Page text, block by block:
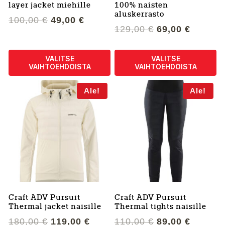
layer jacket miehille
100,00€ Alkuperäinen
100,00 €.
49,00 € Nykyinen
49,00 €.
VALITSE
VAIHTOEHDOISTA
tuotteella
useampi
muunnelma.
valinnat
tuotteen
sivulla.
100% naisten
aluskerrasto
129,00€ Alkuperäinen
oli:
129,00 €.
69,00 €
on:
69,00
VALITSE
VAIHTOEHDOISTA
tuotteella
useampi
muunnelma.
sivulla.
Ale!
Craft ADV Pursuit
Thermal jacket naisille
180,00€ Alkuperäinen
119,00 € Nykyinen
Ale!
Craft ADV Pursuit
Thermal tights naisille
110,00€ Alkuperäinen
89,00 €